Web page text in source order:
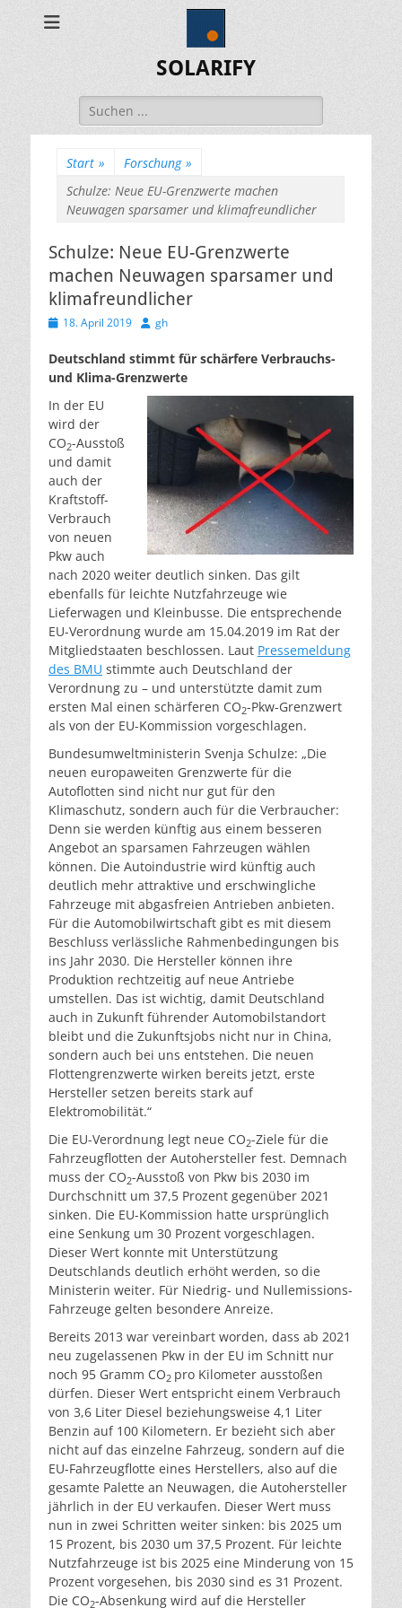
SOLARIFY
Suchen
nach:
Start » Forschung »
Schulze: Neue EU-Grenzwerte machen
Neuwagen sparsamer und klimafreundlicher
Schulze: Neue EU-Grenzwerte
machen Neuwagen sparsamer und
klimafreundlicher
Veröffentlicht
18. April 2019 Autor
gh
Deutschland stimmt für schärfere Verbrauchs-
und Klima-Grenzwerte
In der EU
wird der
CO2-Ausstoß
und damit
auch der
Kraftstoff-
Verbrauch
von neuen
Pkw auch
nach 2020 weiter deutlich sinken. Das gilt
ebenfalls für leichte Nutzfahrzeuge wie
Lieferwagen und Kleinbusse. Die entsprechende
EU-Verordnung wurde am 15.04.2019 im Rat der
Mitgliedstaaten beschlossen. Laut Pressemeldung
des BMU stimmte auch Deutschland der
Verordnung zu – und unterstützte damit zum
ersten Mal einen schärferen CO2-Pkw-Grenzwert
als von der EU-Kommission vorgeschlagen.
Bundesumweltministerin Svenja Schulze: „Die
neuen europaweiten Grenzwerte für die
Autoflotten sind nicht nur gut für den
Klimaschutz, sondern auch für die Verbraucher:
Denn sie werden künftig aus einem besseren
Angebot an sparsamen Fahrzeugen wählen
können. Die Autoindustrie wird künftig auch
deutlich mehr attraktive und erschwingliche
Fahrzeuge mit abgasfreien Antrieben anbieten.
Für die Automobilwirtschaft gibt es mit diesem
Beschluss verlässliche Rahmenbedingungen bis
ins Jahr 2030. Die Hersteller können ihre
Produktion rechtzeitig auf neue Antriebe
umstellen. Das ist wichtig, damit Deutschland
auch in Zukunft führender Automobilstandort
bleibt und die Zukunftsjobs nicht nur in China,
sondern auch bei uns entstehen. Die neuen
Flottengrenzwerte wirken bereits jetzt, erste
Hersteller setzen bereits stark auf
Elektromobilität.“
Die EU-Verordnung legt neue CO2-Ziele für die
Fahrzeugflotten der Autohersteller fest. Demnach
muss der CO2-Ausstoß von Pkw bis 2030 im
Durchschnitt um 37,5 Prozent gegenüber 2021
sinken. Die EU-Kommission hatte ursprünglich
eine Senkung um 30 Prozent vorgeschlagen.
Dieser Wert konnte mit Unterstützung
Deutschlands deutlich erhöht werden, so die
Ministerin weiter. Für Niedrig- und Nullemissions-
Fahrzeuge gelten besondere Anreize.
Bereits 2013 war vereinbart worden, dass ab 2021
neu zugelassenen Pkw in der EU im Schnitt nur
noch 95 Gramm CO2 pro Kilometer ausstoßen
dürfen. Dieser Wert entspricht einem Verbrauch
von 3,6 Liter Diesel beziehungsweise 4,1 Liter
Benzin auf 100 Kilometern. Er bezieht sich aber
nicht auf das einzelne Fahrzeug, sondern auf die
EU-Fahrzeugflotte eines Herstellers, also auf die
gesamte Palette an Neuwagen, die Autohersteller
jährlich in der EU verkaufen. Dieser Wert muss
nun in zwei Schritten weiter sinken: bis 2025 um
15 Prozent, bis 2030 um 37,5 Prozent. Für leichte
Nutzfahrzeuge ist bis 2025 eine Minderung von 15
Prozent vorgesehen, bis 2030 sind es 31 Prozent.
Die CO2-Absenkung wird auf die Hersteller